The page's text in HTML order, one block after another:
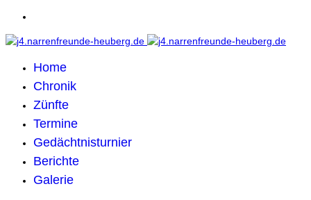
Home
Chronik
Zünfte
Termine
Gedächtnisturnier
Berichte
Galerie